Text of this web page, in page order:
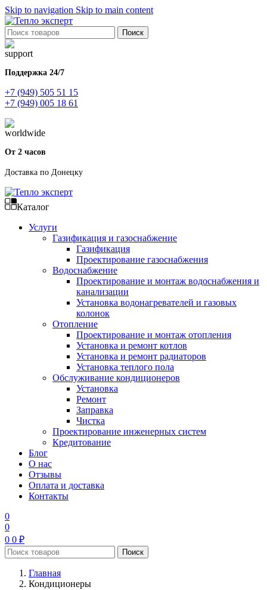
Skip to navigation Skip to main content
Поиск
Поддержка 24/7
+7 (949) 505 51 15
+7 (949) 005 18 61
От 2 часов
Доставка по Донецку
Каталог
Услуги
Газификация и газоснабжение
Газификация
Проектирование газоснабжения
Водоснабжение
Проектирование и монтаж водоснабжения и
канализации
Установка водонагревателей и газовых
колонок
Отопление
Проектирование и монтаж отопления
Установка и ремонт котлов
Установка и ремонт радиаторов
Установка теплого пола
Обслуживание кондиционеров
Установка
Ремонт
Заправка
Чистка
Проектирование инженерных систем
Кредитование
Блог
О нас
Отзывы
Оплата и доставка
Контакты
0
0
0 0 ₽
Поиск
Главная
Кондиционеры